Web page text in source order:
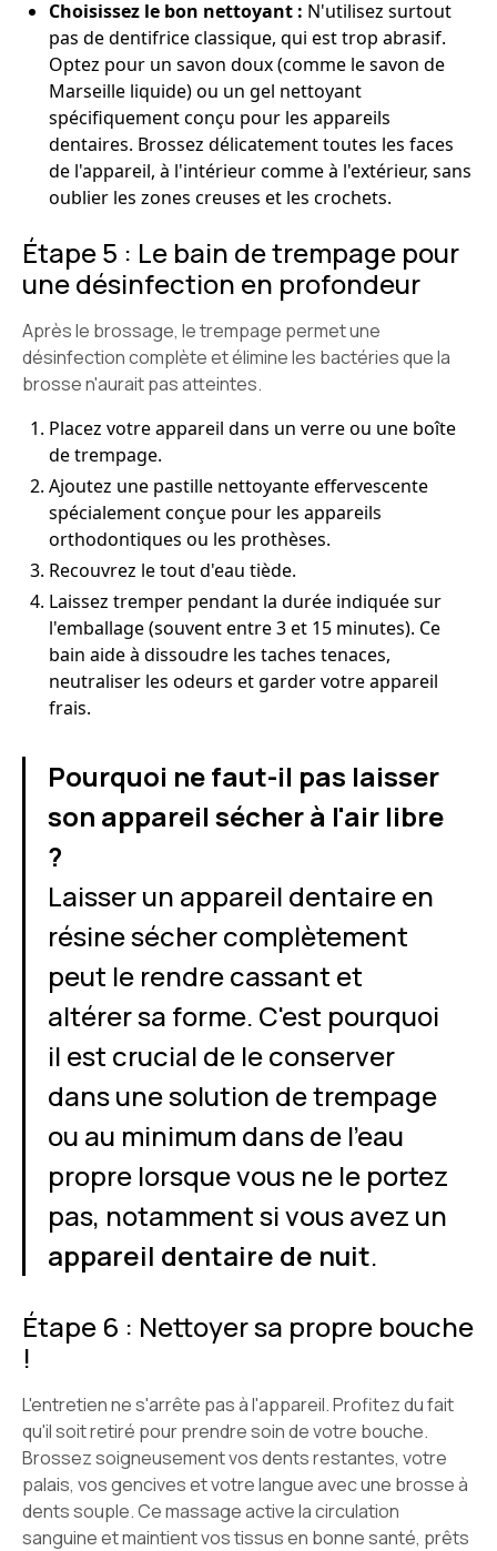
Choisissez le bon nettoyant : N'utilisez surtout
pas de dentifrice classique, qui est trop abrasif.
Optez pour un savon doux (comme le savon de
Marseille liquide) ou un gel nettoyant
spécifiquement conçu pour les appareils
dentaires. Brossez délicatement toutes les faces
de l'appareil, à l'intérieur comme à l'extérieur, sans
oublier les zones creuses et les crochets.
Étape 5 : Le bain de trempage pour
une désinfection en profondeur
Après le brossage, le trempage permet une
désinfection complète et élimine les bactéries que la
brosse n'aurait pas atteintes.
Placez votre appareil dans un verre ou une boîte
de trempage.
Ajoutez une pastille nettoyante effervescente
spécialement conçue pour les appareils
orthodontiques ou les prothèses.
Recouvrez le tout d'eau tiède.
Laissez tremper pendant la durée indiquée sur
l'emballage (souvent entre 3 et 15 minutes). Ce
bain aide à dissoudre les taches tenaces,
neutraliser les odeurs et garder votre appareil
frais.
Pourquoi ne faut-il pas laisser
son appareil sécher à l'air libre
?
Laisser un appareil dentaire en
résine sécher complètement
peut le rendre cassant et
altérer sa forme. C'est pourquoi
il est crucial de le conserver
dans une solution de trempage
ou au minimum dans de l'eau
propre lorsque vous ne le portez
pas, notamment si vous avez un
appareil dentaire de nuit.
Étape 6 : Nettoyer sa propre bouche
!
L'entretien ne s'arrête pas à l'appareil. Profitez du fait
qu'il soit retiré pour prendre soin de votre bouche.
Brossez soigneusement vos dents restantes, votre
palais, vos gencives et votre langue avec une brosse à
dents souple. Ce massage active la circulation
sanguine et maintient vos tissus en bonne santé, prêts